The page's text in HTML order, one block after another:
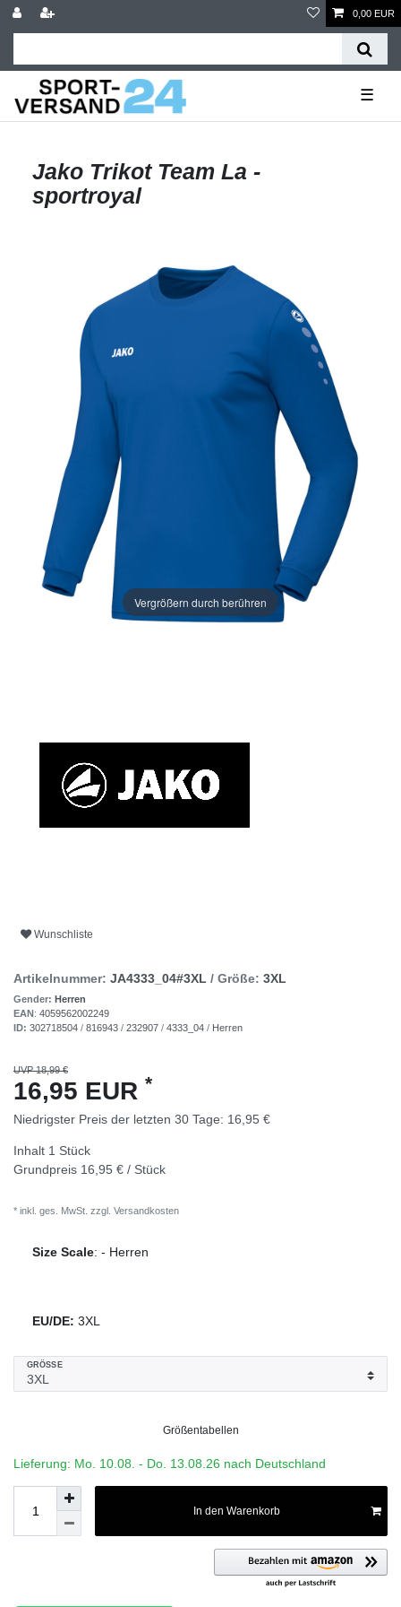
0,00 EUR
☰
Jako Trikot Team La -
sportroyal
Vergrößern durch berühren
Wunschliste
Artikelnummer: JA4333_04#3XL / Größe: 3XL
Gender: Herren
EAN: 4059562002249
ID: 302718504 / 816943 / 232907 / 4333_04 / Herren
UVP 18,99 €
16,95 EUR *
Niedrigster Preis der letzten 30 Tage: 16,95 €
Inhalt 1 Stück
Grundpreis 16,95 € / Stück
* inkl. ges. MwSt. zzgl. Versandkosten
Size Scale: - Herren
EU/DE: 3XL
GRÖSSE
Größentabellen
Lieferung: Mo. 10.08. - Do. 13.08.26 nach Deutschland
In den Warenkorb